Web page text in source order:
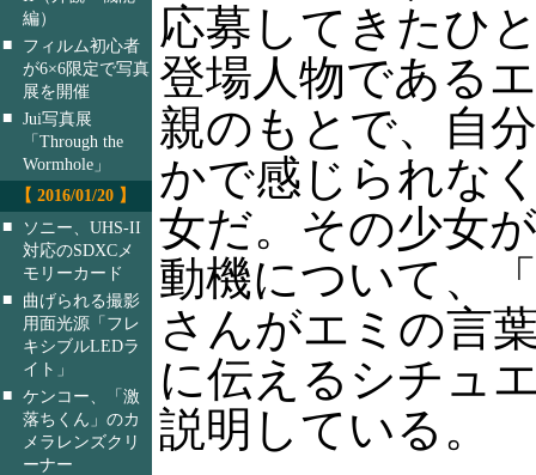
編）
■
フィルム初心者
が6×6限定で写真
展を開催
■ Jui写真展
「Through the
Wormhole」
【 2016/01/20 】
■
ソニー、UHS-II
対応のSDXCメ
モリーカード
■
曲げられる撮影
用面光源「フレ
キシブルLEDラ
イト」
■ ケンコー、「激
落ちくん」のカ
メラレンズクリ
ーナー
応募してきたひ
登場人物である
親のもとで、自
かで感じられな
女だ。その少女
動機について、
さんがエミの言
に伝えるシチュ
説明している。